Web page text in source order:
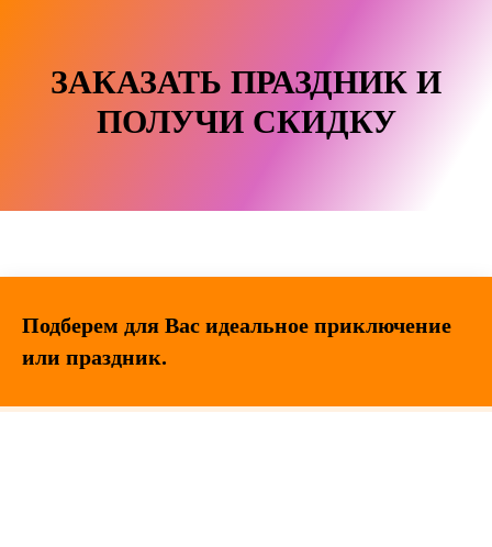
ЗАКАЗАТЬ ПРАЗДНИК И
ПОЛУЧИ СКИДКУ
Подберем для Вас идеальное приключение
или праздник.